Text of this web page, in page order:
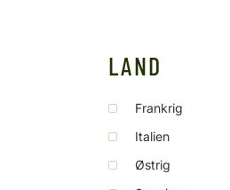
LAND
Frankrig
Italien
Østrig